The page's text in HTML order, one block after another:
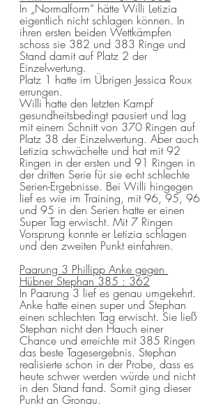
In „Normalform“ hätte Willi Letizia
eigentlich nicht schlagen können. In
ihren ersten beiden Wettkämpfen
schoss sie 382 und 383 Ringe und
Stand damit auf Platz 2 der
Einzelwertung.
Platz 1 hatte im Übrigen Jessica Roux
errungen.
Willi hatte den letzten Kampf
gesundheitsbedingt pausiert und lag
mit einem Schnitt von 370 Ringen auf
Platz 38 der Einzelwertung. Aber auch
Letizia schwächelte und hat mit 92
Ringen in der ersten und 91 Ringen in
der dritten Serie für sie echt schlechte
Serien-Ergebnisse. Bei Willi hingegen
lief es wie im Training, mit 96, 95, 96
und 95 in den Serien hatte er einen
Super Tag erwischt. Mit 7 Ringen
Vorsprung konnte er Letizia schlagen
und den zweiten Punkt einfahren.
Paarung 3 Phillipp Anke gegen
Hübner Stephan 385 : 362
In Paarung 3 lief es genau umgekehrt.
Anke hatte einen super und Stephan
einen schlechten Tag erwischt. Sie ließ
Stephan nicht den Hauch einer
Chance und erreichte mit 385 Ringen
das beste Tagesergebnis. Stephan
realisierte schon in der Probe, dass es
heute schwer werden würde und nicht
in den Stand fand. Somit ging dieser
Punkt an Gronau.